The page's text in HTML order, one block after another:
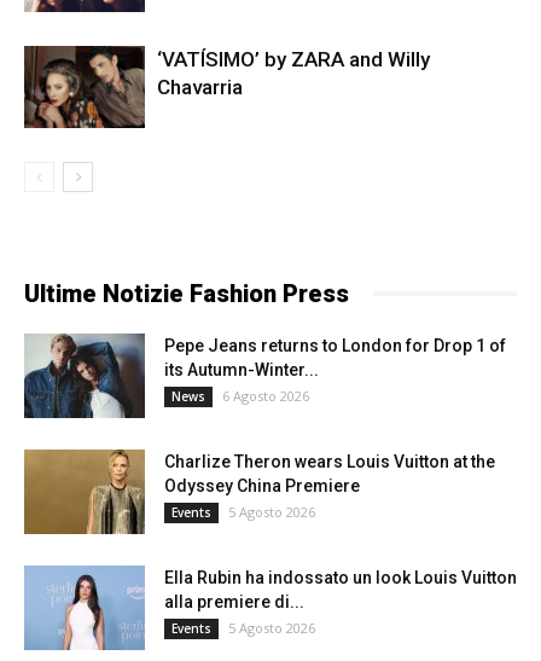
‘VATÍSIMO’ by ZARA and Willy
Chavarria
Ultime Notizie Fashion Press
Pepe Jeans returns to London for Drop 1 of
its Autumn-Winter...
News 6 Agosto 2026
Charlize Theron wears Louis Vuitton at the
Odyssey China Premiere
Events 5 Agosto 2026
Ella Rubin ha indossato un look Louis Vuitton
alla premiere di...
Events 5 Agosto 2026